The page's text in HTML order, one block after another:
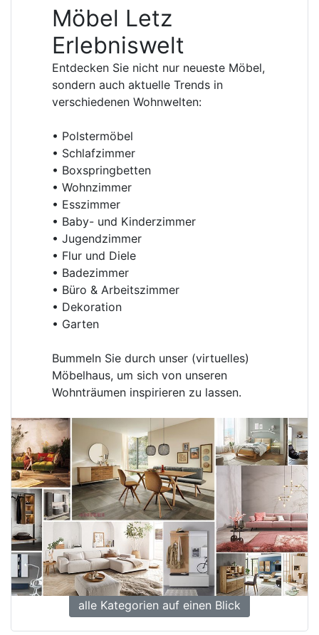
Möbel Letz
Erlebniswelt
Entdecken Sie nicht nur neueste Möbel,
sondern auch aktuelle Trends in
verschiedenen Wohnwelten:
• Polstermöbel
• Schlafzimmer
• Boxspringbetten
• Wohnzimmer
• Esszimmer
• Baby- und Kinderzimmer
• Jugendzimmer
• Flur und Diele
• Badezimmer
• Büro & Arbeitszimmer
• Dekoration
• Garten
Bummeln Sie durch unser (virtuelles)
Möbelhaus, um sich von unseren
Wohnträumen inspirieren zu lassen.
alle Kategorien auf einen Blick